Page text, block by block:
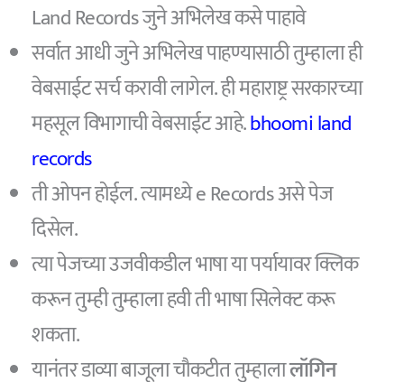
Land Records जुने अभिलेख कसे पाहावे
सर्वात आधी जुने अभिलेख पाहण्यासाठी तुम्हाला ही
वेबसाईट सर्च करावी लागेल. ही महाराष्ट्र सरकारच्या
महसूल विभागाची वेबसाईट आहे.bhoomi land
records
ती ओपन होईल. त्यामध्ये e Records असे पेज
दिसेल.
त्या पेजच्या उजवीकडील भाषा या पर्यायावर क्लिक
करून तुम्ही तुम्हाला हवी ती भाषा सिलेक्ट करू
शकता.
यानंतर डाव्या बाजूला चौकटीत तुम्हालालॉगिन